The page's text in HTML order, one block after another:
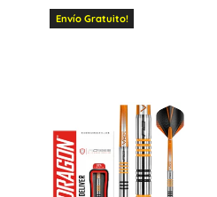
Envío Gratuito!